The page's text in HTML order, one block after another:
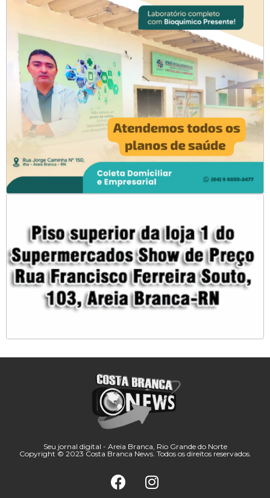
Seu jornal digital - Areia Branca, Rio Grande do Norte
Copyright © 2023 Costa Branca News. Todos os direitos reservados.